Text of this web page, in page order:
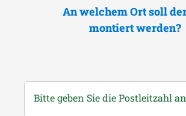
An welchem Ort soll
montiert werden?
Bitte geben Sie die Postleitzahl an